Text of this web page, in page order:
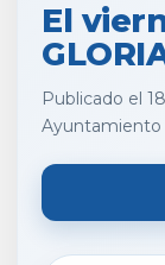
El
Publicado el
Ayuntamiento